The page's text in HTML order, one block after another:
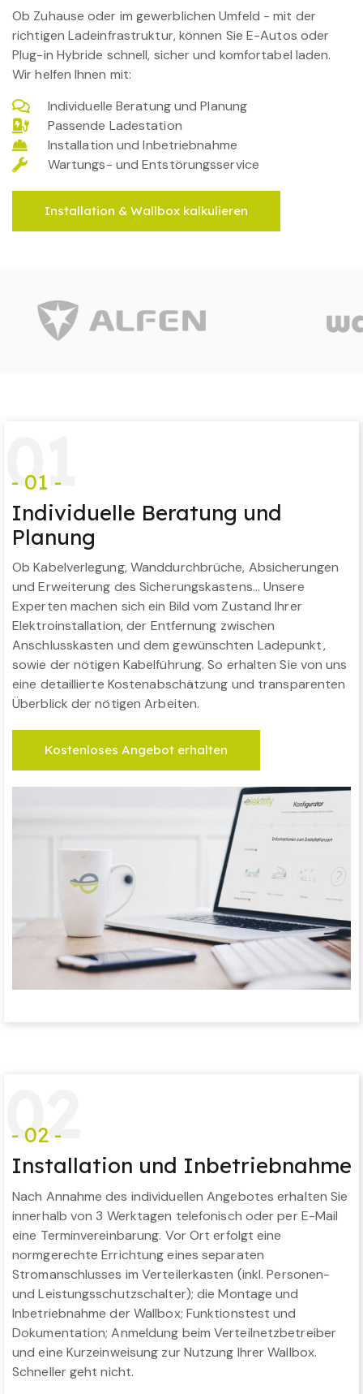
Ob Zuhause oder im gewerblichen Umfeld - mit der
richtigen Ladeinfrastruktur, können Sie E-Autos oder
Plug-in Hybride schnell, sicher und komfortabel laden.
Wir helfen Ihnen mit:
Individuelle Beratung und Planung
Passende Ladestation
Installation und Inbetriebnahme
Wartungs- und Entstörungsservice
Installation & Wallbox kalkulieren
01
- 01 -
Individuelle Beratung und
Planung
Ob Kabelverlegung, Wanddurchbrüche, Absicherungen
und Erweiterung des Sicherungskastens… Unsere
Experten machen sich ein Bild vom Zustand Ihrer
Elektroinstallation, der Entfernung zwischen
Anschlusskasten und dem gewünschten Ladepunkt,
sowie der nötigen Kabelführung. So erhalten Sie von uns
eine detaillierte Kostenabschätzung und transparenten
Überblick der nötigen Arbeiten.
Kostenloses Angebot erhalten
02
- 02 -
Installation und Inbetriebnahme
Nach Annahme des individuellen Angebotes erhalten Sie
innerhalb von 3 Werktagen telefonisch oder per E-Mail
eine Terminvereinbarung. Vor Ort erfolgt eine
normgerechte Errichtung eines separaten
Stromanschlusses im Verteilerkasten (inkl. Personen-
und Leistungsschutzschalter); die Montage und
Inbetriebnahme der Wallbox; Funktionstest und
Dokumentation; Anmeldung beim Verteilnetzbetreiber
und eine Kurzeinweisung zur Nutzung Ihrer Wallbox.
Schneller geht nicht.